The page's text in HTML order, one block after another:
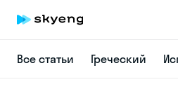
Все статьи Греческий